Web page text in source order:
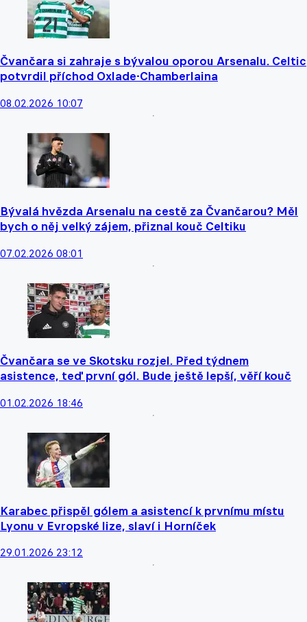
Čvančara si zahraje s bývalou oporou Arsenalu. Celtic
potvrdil příchod Oxlade-Chamberlaina
08.02.2026 10:07
Bývalá hvězda Arsenalu na cestě za Čvančarou? Měl
bych o něj velký zájem, přiznal kouč Celtiku
07.02.2026 08:01
Čvančara se ve Skotsku rozjel. Před týdnem
asistence, teď první gól. Bude ještě lepší, věří kouč
01.02.2026 18:46
Karabec přispěl gólem a asistencí k prvnímu místu
Lyonu v Evropské lize, slaví i Horníček
29.01.2026 23:12